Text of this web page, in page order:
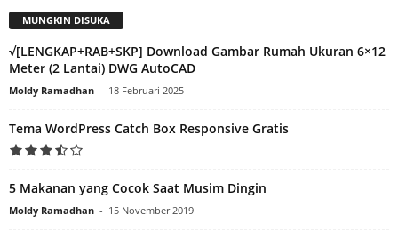
MUNGKIN DISUKA
√[LENGKAP+RAB+SKP] Download Gambar Rumah Ukuran 6×12
Meter (2 Lantai) DWG AutoCAD
Moldy Ramadhan - 18 Februari 2025
Tema WordPress Catch Box Responsive Gratis
5 Makanan yang Cocok Saat Musim Dingin
Moldy Ramadhan - 15 November 2019